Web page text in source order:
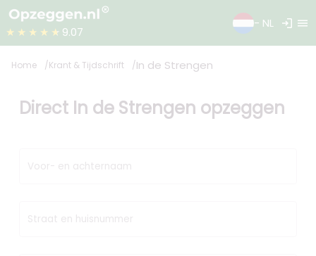
★★★★★ 9.07
- NL login menu
Home Krant & Tijdschrift In de Strengen
Direct In de Strengen opzeggen
Voor- en achternaam
Straat en huisnummer